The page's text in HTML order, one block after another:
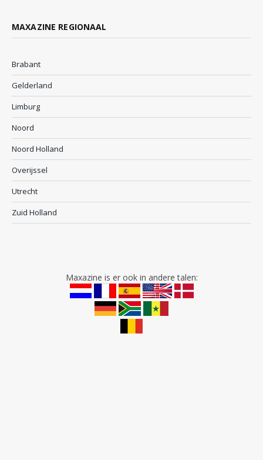
MAXAZINE REGIONAAL
Brabant
Gelderland
Limburg
Noord
Noord Holland
Overijssel
Utrecht
Zuid Holland
Maxazine is er ook in andere talen: